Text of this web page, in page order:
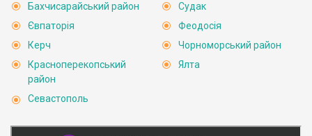
Бахчисарайський район
Євпаторія
Керч
Красноперекопський
район
Севастополь
Судак
Феодосія
Чорноморський район
Ялта